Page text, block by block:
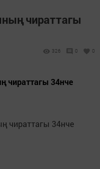
чираттагы
326 0 0
чираттагы 34нче
чираттагы 34нче